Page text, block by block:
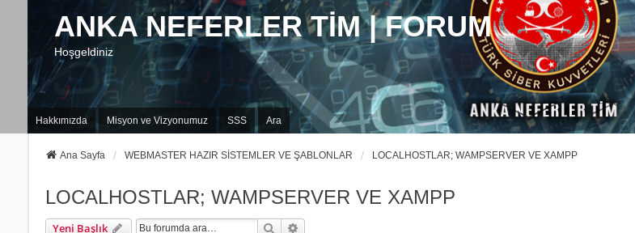
ANKA NEFERLER TİM | FORUM
Hoşgeldiniz
Hakkımızda Misyon ve Vizyonumuz SSS Ara
Ana Sayfa WEBMASTER HAZIR SİSTEMLER VE ŞABLONLAR LOCALHOSTLAR; WAMPSERVER VE XAMPP
LOCALHOSTLAR; WAMPSERVER VE XAMPP
Yeni Başlık Ara